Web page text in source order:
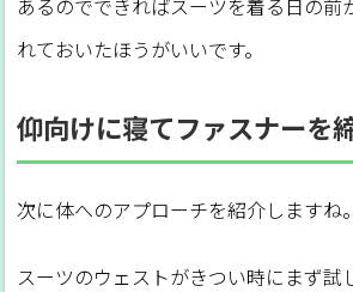
あるのでできればスーツを着る日の前
れておいたほうがいいです。
仰向けに寝てファスナーを
次に体へのアプローチを紹介しますね。
スーツのウェストがきつい時にまず試